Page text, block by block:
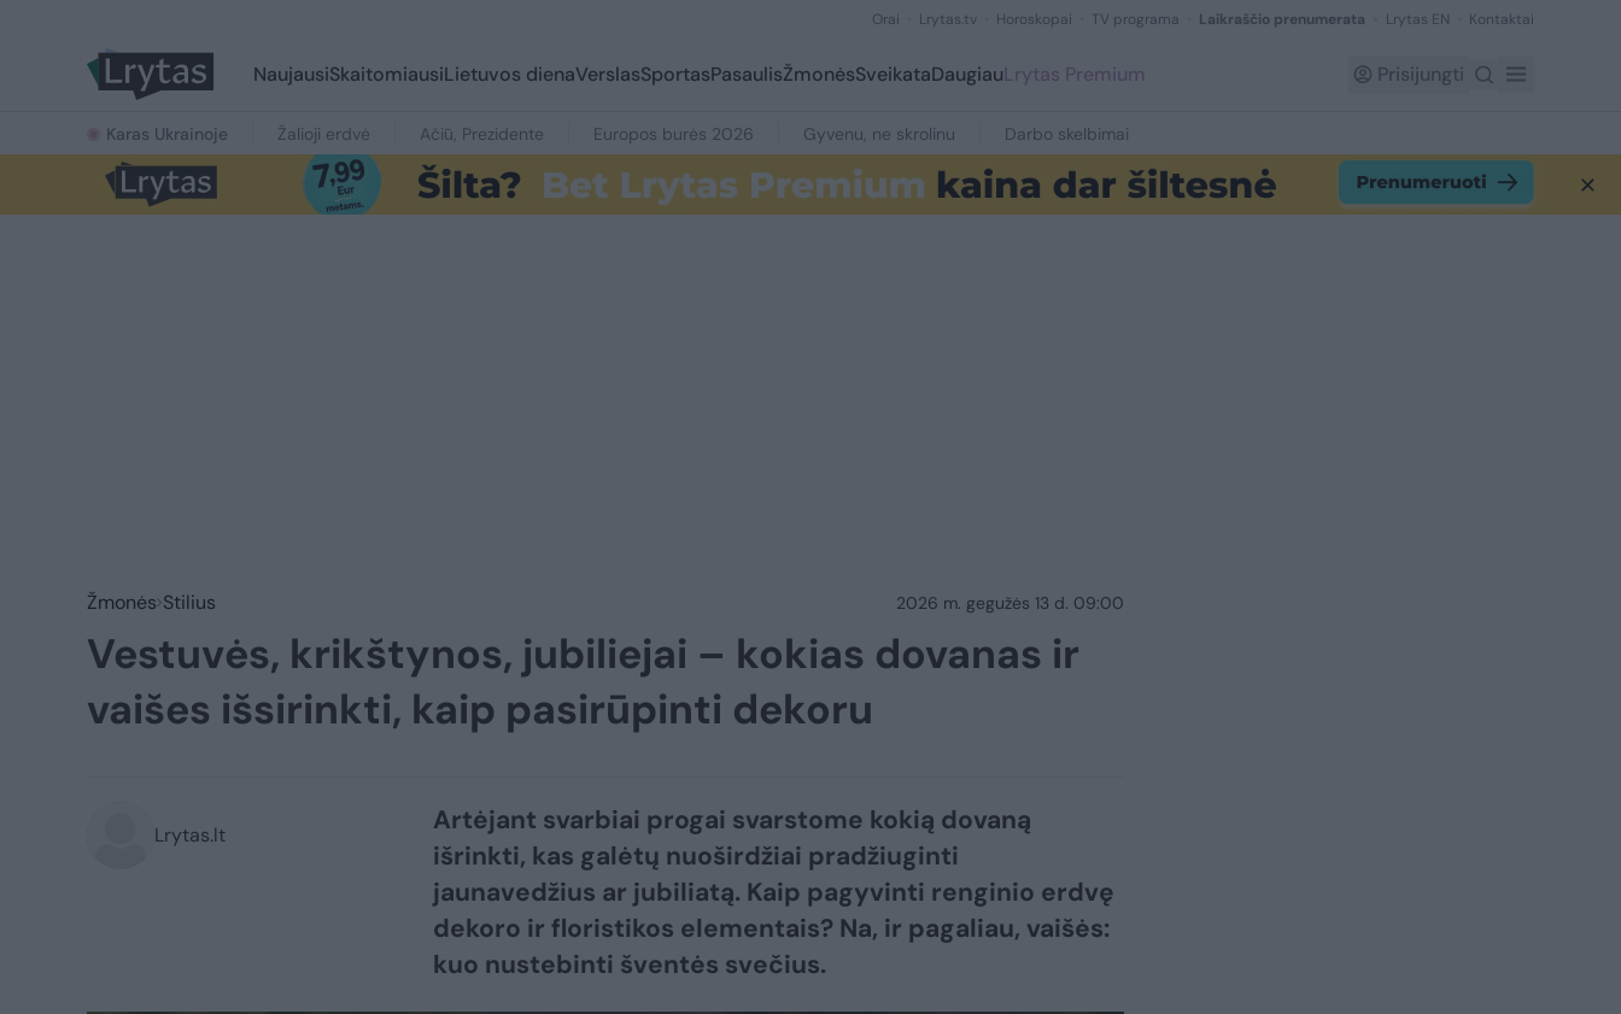
Orai Lrytas.tv Horoskopai TV programa Laikraščio prenumerata Lrytas EN Kontaktai
NaujausiSkaitomiausiLietuvos dienaVerslasSportasPasaulisŽmonėsSveikataDaugiauLrytas Premium Prisijungti
Karas Ukrainoje Žalioji erdvė Ačiū, Prezidente Europos burės 2026 Gyvenu, ne skrolinu Darbo skelbimai
Žmonės Stilius 2026 m. gegužės 13 d. 09:00
Vestuvės, krikštynos, jubiliejai – kokias dovanas ir
vaišes išsirinkti, kaip pasirūpinti dekoru
Lrytas.lt
Artėjant svarbiai progai svarstome kokią dovaną
išrinkti, kas galėtų nuoširdžiai pradžiuginti
jaunavedžius ar jubiliatą. Kaip pagyvinti renginio erdvę
dekoro ir floristikos elementais? Na, ir pagaliau, vaišės:
kuo nustebinti šventės svečius.